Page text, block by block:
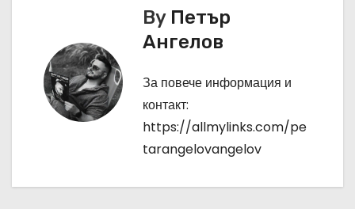
By Петър
Ангелов
За повече информация и
контакт:
https://allmylinks.com/pe
tarangelovangelov